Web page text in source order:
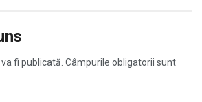
fi publicată. Câmpurile obligatorii sunt